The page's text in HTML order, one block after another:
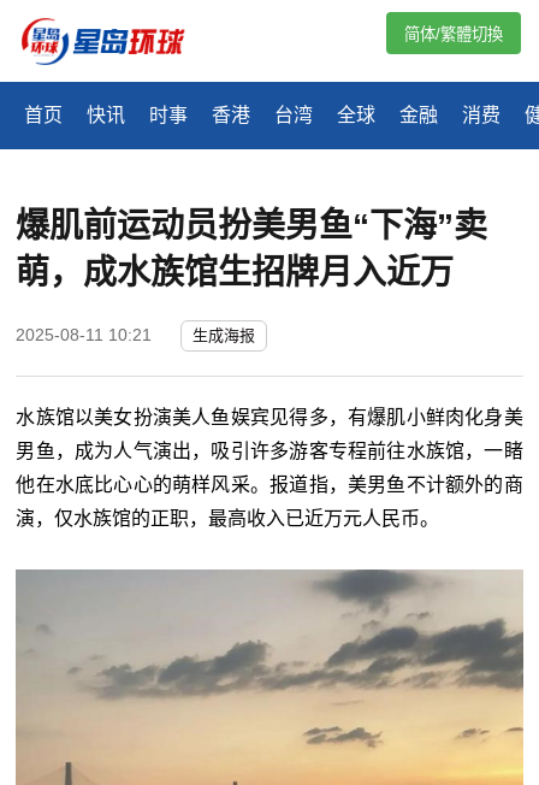
首页 快讯 时事 香港 台湾 全球 金融 消费
简体/繁體切換
爆肌前运动员扮美男鱼“下海”卖
萌，成水族馆生招牌月入近万
2025-08-11 10:21 生成海报
水族馆以美女扮演美人鱼娱宾见得多，有爆肌小鲜肉化身美
男鱼，成为人气演出，吸引许多游客专程前往水族馆，一睹
他在水底比心心的萌样风采。报道指，美男鱼不计额外的商
演，仅水族馆的正职，最高收入已近万元人民币。